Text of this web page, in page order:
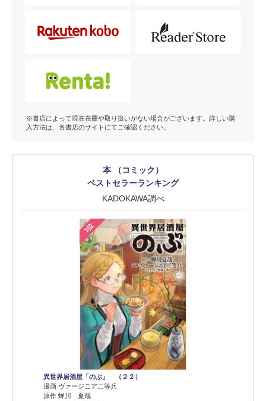
※書店によって現在在庫や取り扱いがない場合がございます。詳しい購
入方法は、各書店のサイトにてご確認ください。
本 （コミック）
ベストセラーランキング
KADOKAWA調べ
1位
異世界居酒屋「のぶ」 （２２）
漫画 ヴァージニア二等兵
原作 蝉川 夏哉